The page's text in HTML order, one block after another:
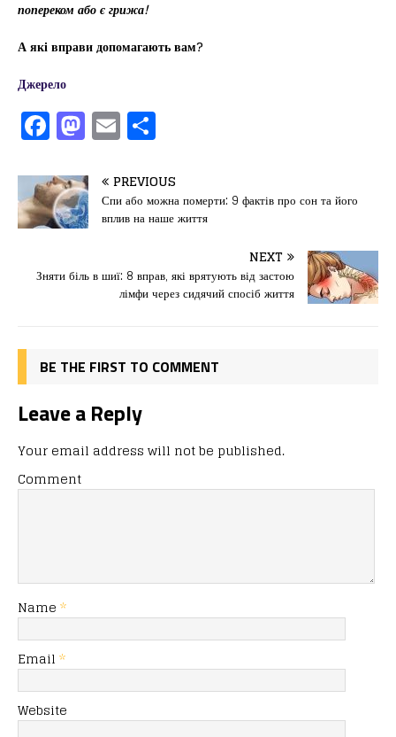
попереком або є грижа!
А які вправи допомагають вам?
Джерело
F
a
c
e
b
o
o
M
a
st
o
d
o
n
E
m
ai
l
іл
и
т
ис
я
PREVIOUS
Спи або можна померти: 9 фактів про сон та його
вплив на наше життя
NEXT
Зняти біль в шиї: 8 вправ, які врятують від застою
лімфи через сидячий спосіб життя
BE THE FIRST TO COMMENT
Leave a Reply
Your email address will not be published.
Comment
Name *
Email *
Website